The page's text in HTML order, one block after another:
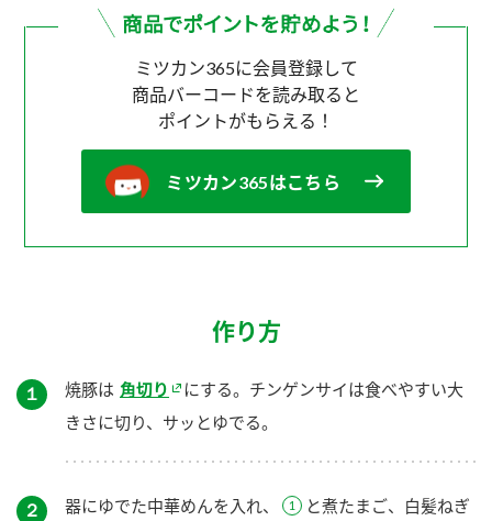
ミツカン365に会員登録して
商品バーコードを読み取ると
ポイントがもらえる！
ミツカン365はこちら
作り方
１ 焼豚は 角切り
にする。チンゲンサイは食べやすい大
きさに切り、サッとゆでる。
２ 器にゆでた中華めんを入れ、
と煮たまご、白髪ねぎ